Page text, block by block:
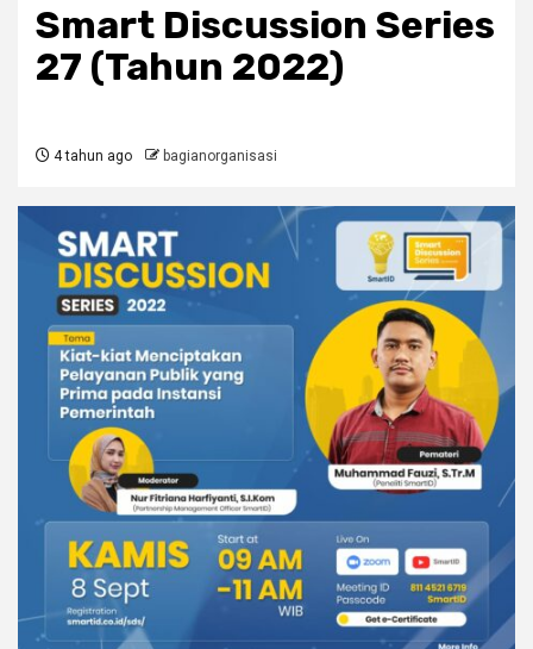
Smart Discussion Series
27 (Tahun 2022)
4 tahun ago bagianorganisasi